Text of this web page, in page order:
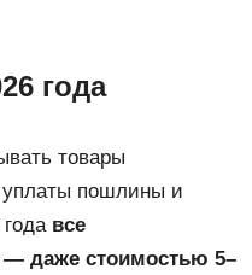
года
товары
уплаты пошлины и
все
даже стоимостью 5–